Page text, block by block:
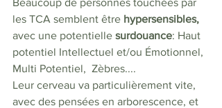
les TCA semblent être hypersensibles,
avec une potentielle surdouance: Haut
potentiel Intellectuel et/ou Émotionnel,
Multi Potentiel,  Zèbres....
Leur cerveau va particulièrement vite,
avec des pensées en arborescence, et